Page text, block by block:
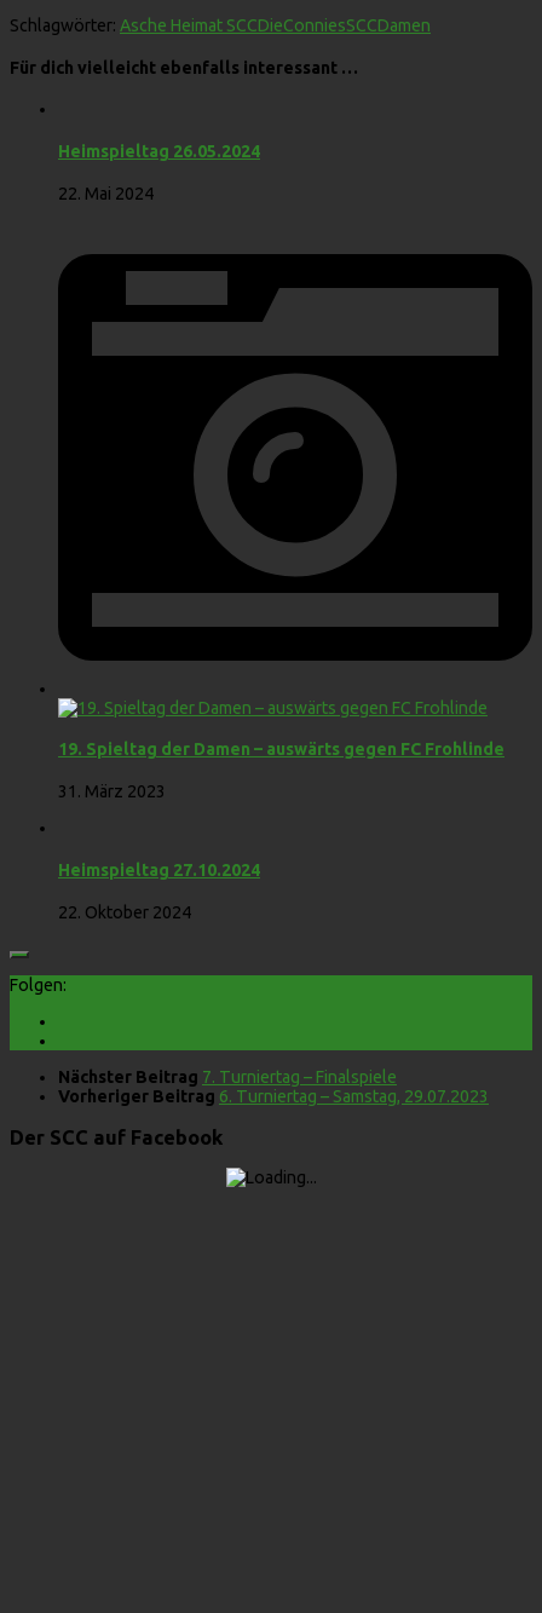
Schlagwörter: Asche Heimat SCCDieConniesSCCDamen
Für dich vielleicht ebenfalls interessant …
Heimspieltag 26.05.2024
22. Mai 2024
19. Spieltag der Damen – auswärts gegen FC Frohlinde
31. März 2023
Heimspieltag 27.10.2024
22. Oktober 2024
Folgen:
Nächster Beitrag 7. Turniertag – Finalspiele
Vorheriger Beitrag 6. Turniertag – Samstag, 29.07.2023
Der SCC auf Facebook